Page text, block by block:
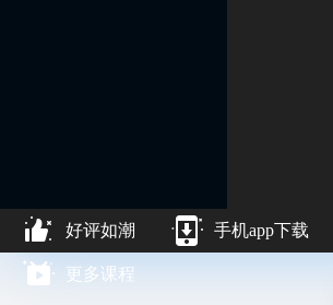
好评如潮 手机app下载
更多课程